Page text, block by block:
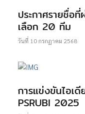
ประกาศรายชื่อ
เลือก 20 ทีม
วันที่ 10 กรกฏาคม 2568
การแข่งขันไอเดี
PSRUBI 2025